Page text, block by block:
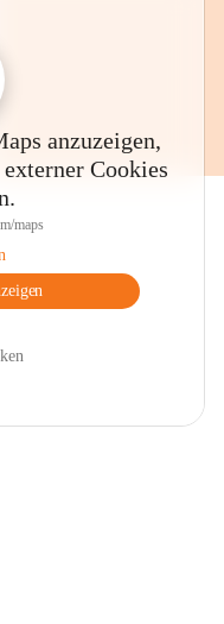
anzuzeigen,
Cookies
maps